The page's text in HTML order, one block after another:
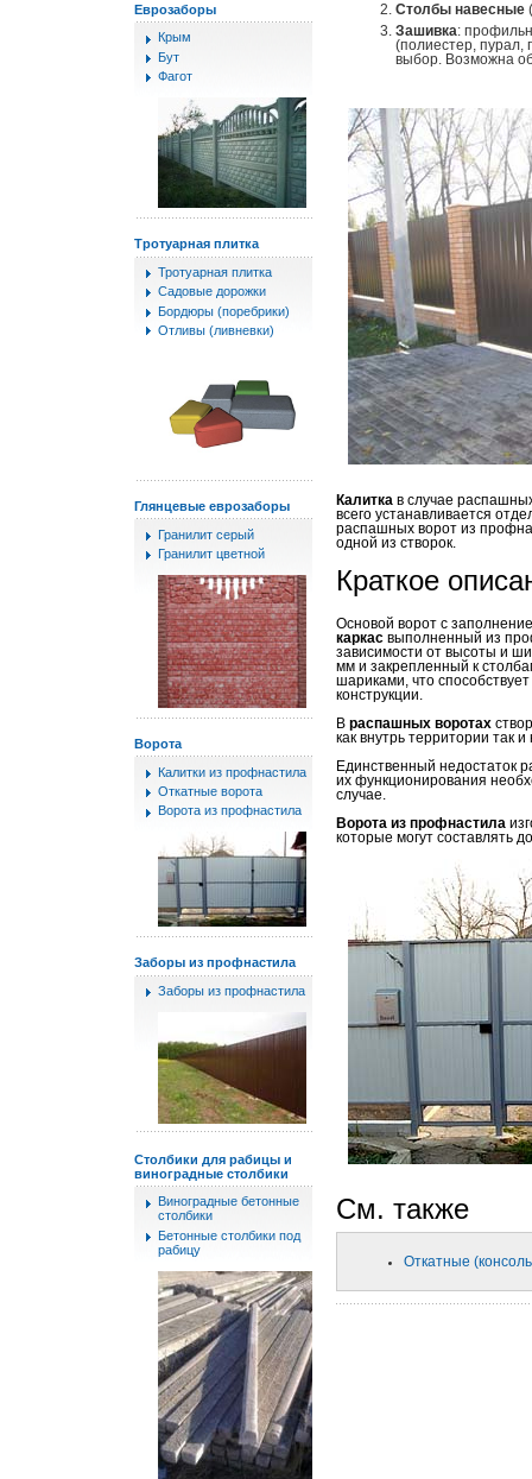
Еврозаборы
Крым
Бут
Фагот
Тротуарная плитка
Тротуарная плитка
Садовые дорожки
Бордюры (поребрики)
Отливы (ливневки)
Глянцевые еврозаборы
Гранилит серый
Гранилит цветной
Ворота
Калитки из профнастила
Откатные ворота
Ворота из профнастила
Заборы из профнастила
Заборы из профнастила
Столбики для рабицы и
виноградные столбики
Виноградные бетонные
столбики
Бетонные столбики под
рабицу
Столбы навесные
Зашивка:
(полиестер, пурал,
выбор. Возможна
Калитка в случае
всего устанавливается
распашных ворот из
одной из створок.
Краткое
Основой ворот с
каркас выполненный из
зависимости от высоты и
мм и закрепленный к
шариками, что
конструкции.
В распашных воротах
как внутрь территории так и
Единственный недостаток
их функционирования
случае.
Ворота из профнастила
которые могут составлять
См. также
Откатные